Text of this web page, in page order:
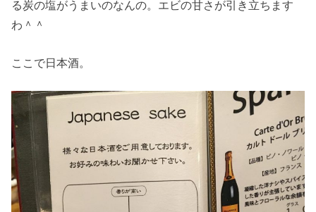
る炭の塩がうまいのなんの。エビの甘さが引き立ちます
わ＾＾
ここで日本酒。